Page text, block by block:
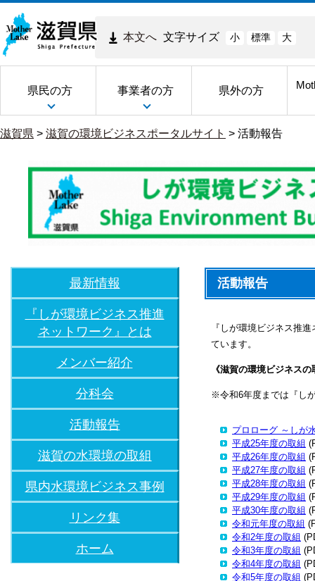
本文へ 文字サイズ 小 標準 大
県民の方 事業者の方 県外の方
滋賀県 > 滋賀の環境ビジネスポータルサイト > 活動報告
最新情報
『しが環境ビジネス推進
ネットワーク』とは
メンバー紹介
分科会
活動報告
滋賀の水環境の取組
県内水環境ビジネス事例
リンク集
ホーム
活動報告
『しが環境ビジネス推
ています。
《滋賀の環境ビジネス
※令和6年度までは『し
プロローグ ～しが
平成25年度の取組
平成26年度の取組
平成27年度の取組
平成28年度の取組
平成29年度の取組
平成30年度の取組
令和元年度の取組
令和2年度の取組
令和3年度の取組
令和4年度の取組
令和5年度の取組